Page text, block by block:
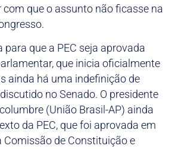
que o assunto não ficasse na
para que a PEC seja aprovada
que inicia oficialmente
ainda há uma indefinição de
no Senado. O presidente
(União Brasil-AP) ainda
da PEC, que foi aprovada em
Comissão de Constituição e